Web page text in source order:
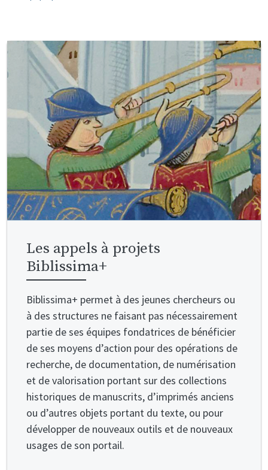
Les appels à projets
Biblissima+
Biblissima+ permet à des jeunes chercheurs ou
à des structures ne faisant pas nécessairement
partie de ses équipes fondatrices de bénéficier
de ses moyens d’action pour des opérations de
recherche, de documentation, de numérisation
et de valorisation portant sur des collections
historiques de manuscrits, d’imprimés anciens
ou d’autres objets portant du texte, ou pour
développer de nouveaux outils et de nouveaux
usages de son portail.